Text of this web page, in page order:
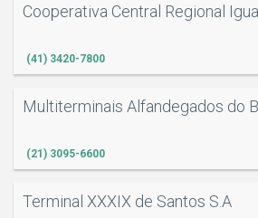
Cooperativa Central Regional
(41) 3420-7800
Multiterminais Alfandegados do
(21) 3095-6600
Terminal XXXIX de Santos S.A